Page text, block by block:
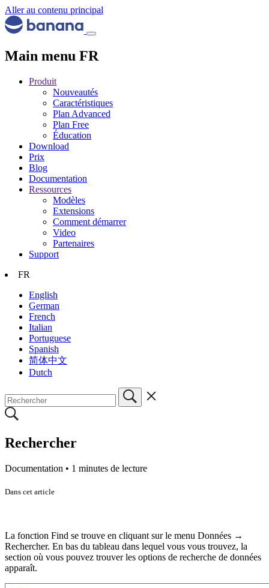
Aller au contenu principal
Main menu FR
Produit
Nouveautés
Caractéristiques
Plan Advanced
Plan Free
Éducation
Download
Prix
Blog
Documentation
Ressources
Modèles
Extensions
Comment démarrer
Video
Partenaires
Support
FR
English
German
French
Italian
Portuguese
Spanish
简体中文
Dutch
Rechercher
Documentation • 1 minutes de lecture
Dans cet article
La fonction Find se trouve en cliquant sur le menu Données →
Rechercher. En bas du tableau dans lequel vous vous trouvez, la
section où vous pouvez trouver les options de recherche de données
apparaît.